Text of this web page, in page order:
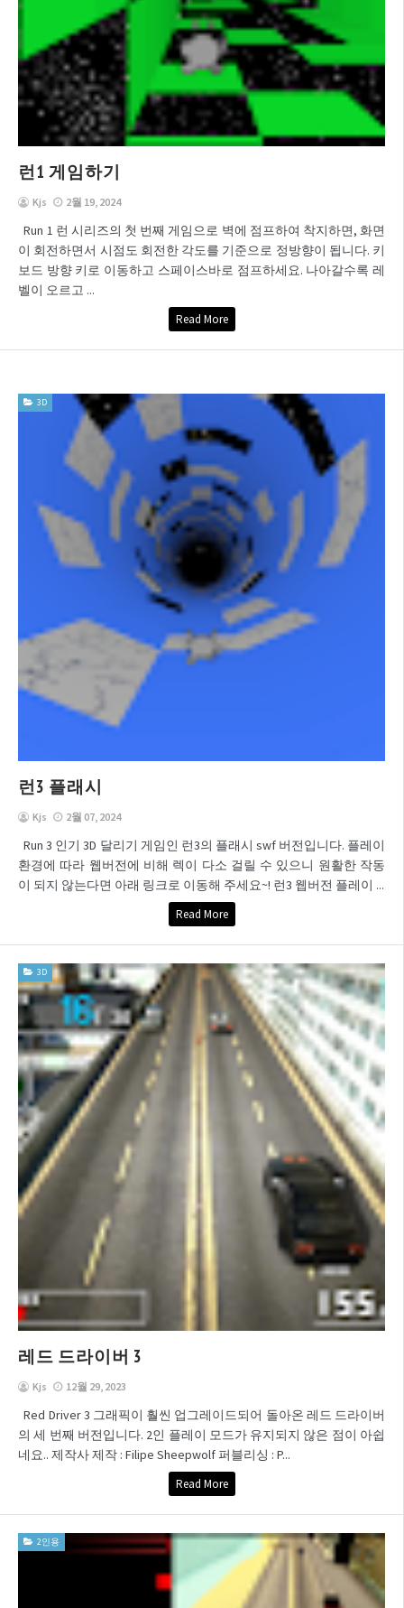
런1 게임하기
Kjs 2월 19, 2024
Run 1 런 시리즈의 첫 번째 게임으로 벽에 점프하여 착지하면, 화면
이 회전하면서 시점도 회전한 각도를 기준으로 정방향이 됩니다. 키
보드 방향 키로 이동하고 스페이스바로 점프하세요. 나아갈수록 레
벨이 오르고 ...
Read More
3D
런3 플래시
Kjs 2월 07, 2024
Run 3 인기 3D 달리기 게임인 런3의 플래시 swf 버전입니다. 플레이
환경에 따라 웹버전에 비해 렉이 다소 걸릴 수 있으니 원활한 작동
이 되지 않는다면 아래 링크로 이동해 주세요~! 런3 웹버전 플레이 ...
Read More
3D
레드 드라이버 3
Kjs 12월 29, 2023
Red Driver 3 그래픽이 훨씬 업그레이드되어 돌아온 레드 드라이버
의 세 번째 버전입니다. 2인 플레이 모드가 유지되지 않은 점이 아쉽
네요.. 제작사 제작 : Filipe Sheepwolf 퍼블리싱 : P...
Read More
2인용